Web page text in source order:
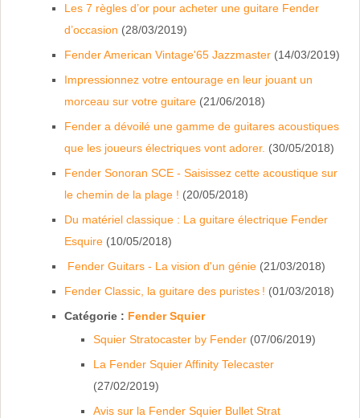
Les 7 règles d’or pour acheter une guitare Fender
d’occasion (28/03/2019)
Fender American Vintage'65 Jazzmaster (14/03/2019)
Impressionnez votre entourage en leur jouant un
morceau sur votre guitare (21/06/2018)
Fender a dévoilé une gamme de guitares acoustiques
que les joueurs électriques vont adorer. (30/05/2018)
Fender Sonoran SCE - Saisissez cette acoustique sur
le chemin de la plage ! (20/05/2018)
Du matériel classique : La guitare électrique Fender
Esquire (10/05/2018)
Fender Guitars - La vision d'un génie (21/03/2018)
Fender Classic, la guitare des puristes ! (01/03/2018)
Catégorie : Fender Squier
Squier Stratocaster by Fender (07/06/2019)
La Fender Squier Affinity Telecaster
(27/02/2019)
Avis sur la Fender Squier Bullet Strat